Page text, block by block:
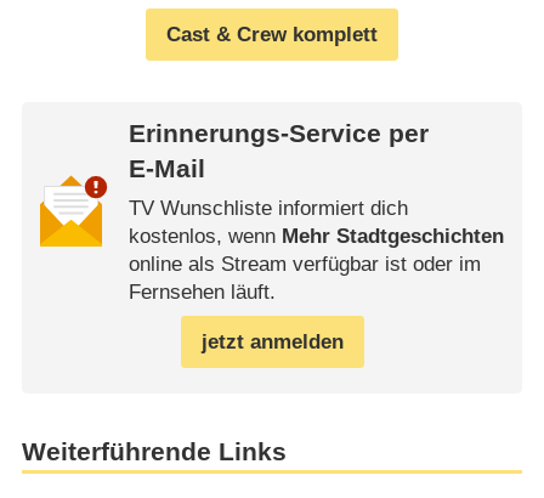
Cast & Crew komplett
Erinnerungs-Service per
E-Mail
TV Wunschliste informiert dich
kostenlos, wenn Mehr Stadtgeschichten
online als Stream verfügbar ist oder im
Fernsehen läuft.
jetzt anmelden
Weiterführende Links